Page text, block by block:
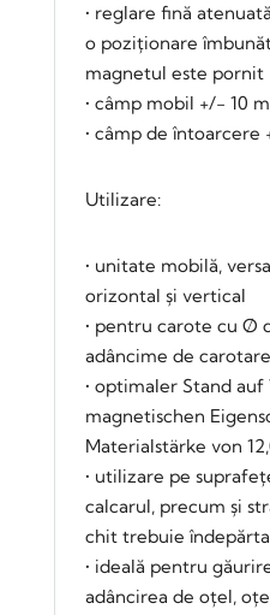
• reglare fină
o poziționare
magnetul este pornit
• câmp mobil +/- 10
• câmp de întoarcere
Utilizare:
• unitate mobilă,
orizontal și vertical
• pentru carote cu Ø
adâncime de
• optimaler Stand
magnetischen
Materialstärke von
• utilizare pe
calcarul, precum și
chit trebuie
• ideală pentru
adâncirea de oțel,